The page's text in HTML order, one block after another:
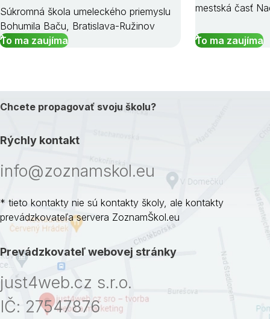
Súkromná škola umeleckého priemyslu
Bohumila Baču, Bratislava-Ružinov
To ma zaujíma
mestská časť
To ma zaujíma
Chcete propagovať svoju školu?
Rýchly kontakt
info@zoznamskol.eu
* tieto kontakty nie sú kontakty školy, ale kontakty
prevádzkovateľa servera ZoznamŠkol.eu
Prevádzkovateľ webovej stránky
just4web.cz s.r.o.
IČ: 27547876